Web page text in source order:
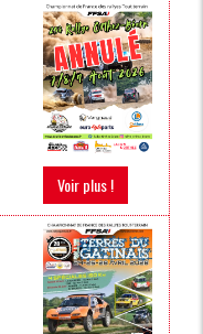
Voir plus !